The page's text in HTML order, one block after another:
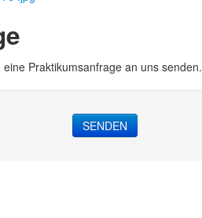
eine Praktikumsanfrage an uns senden.
SENDEN